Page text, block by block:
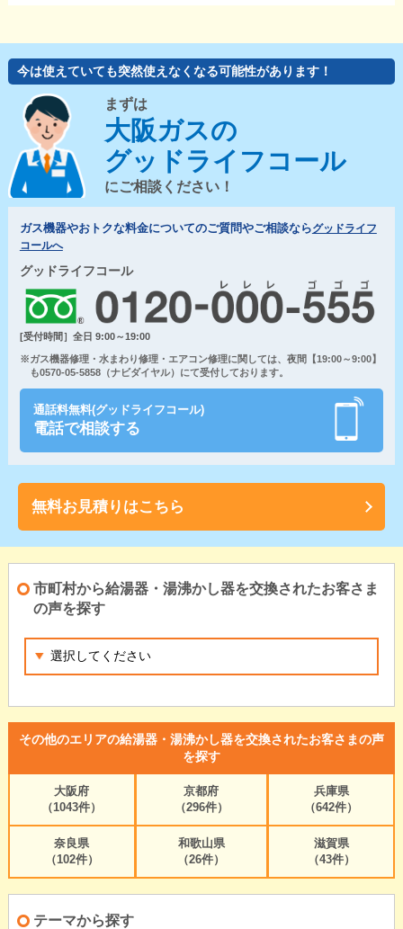
今は使えていても突然使えなくなる可能性があります！
まずは
大阪ガスの
グッドライフコール
にご相談ください！
ガス機器やおトクな料金についてのご質問やご相談ならグッドライフ
コールへ
グッドライフコール
[受付時間］全日 9:00～19:00
※ガス機器修理・水まわり修理・エアコン修理に関しては、夜間【19:00～9:00】
も0570-05-5858（ナビダイヤル）にて受付しております。
通話料無料(グッドライフコール)
電話で相談する
無料お見積りはこちら
市町村から給湯器・湯沸かし器を交換されたお客さま
の声を探す
その他のエリアの給湯器・湯沸かし器を交換されたお客さまの声
を探す
大阪府
（1043件）
京都府
（296件）
兵庫県
（642件）
奈良県
（102件）
和歌山県
（26件）
滋賀県
（43件）
テーマから探す